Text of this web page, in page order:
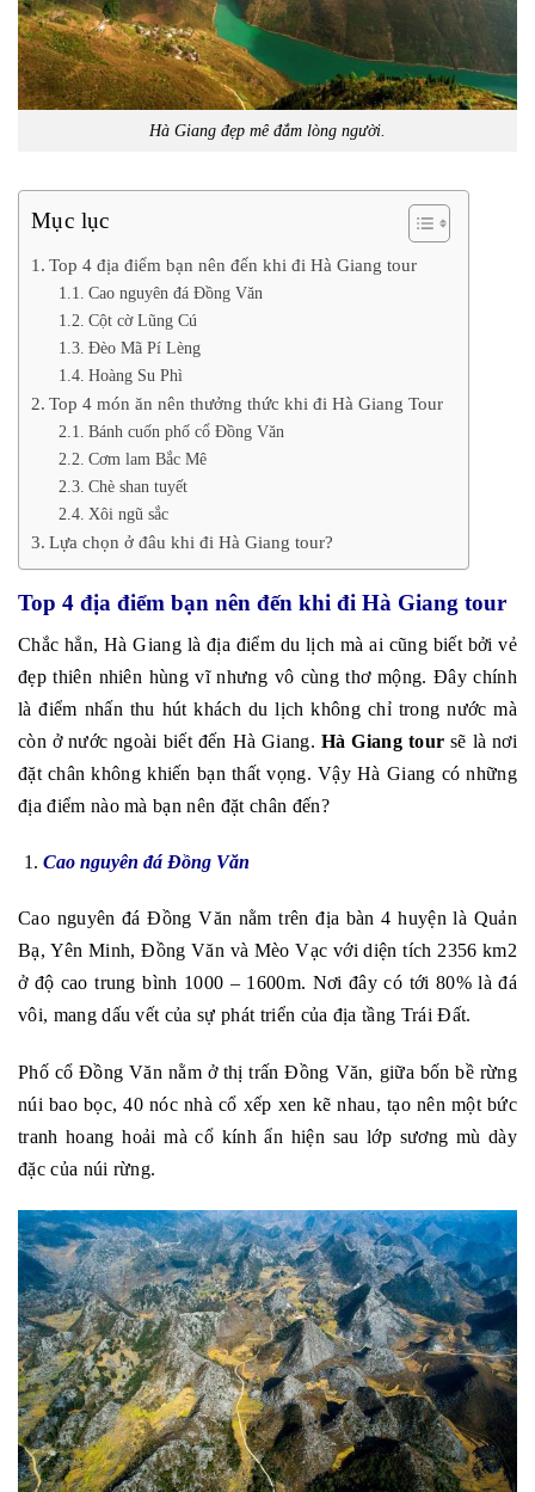
Hà Giang đẹp mê đắm lòng người.
Mục lục
Top 4 địa điểm bạn nên đến khi đi Hà Giang tour
Cao nguyên đá Đồng Văn
Cột cờ Lũng Cú
Đèo Mã Pí Lèng
Hoàng Su Phì
Top 4 món ăn nên thưởng thức khi đi Hà Giang Tour
Bánh cuốn phố cổ Đồng Văn
Cơm lam Bắc Mê
Chè shan tuyết
Xôi ngũ sắc
Lựa chọn ở đâu khi đi Hà Giang tour?
Top 4 địa điểm bạn nên đến khi đi Hà Giang tour
Chắc hẳn, Hà Giang là địa điểm du lịch mà ai cũng biết bởi vẻ
đẹp thiên nhiên hùng vĩ nhưng vô cùng thơ mộng. Đây chính
là điểm nhấn thu hút khách du lịch không chỉ trong nước mà
còn ở nước ngoài biết đến Hà Giang. Hà Giang tour sẽ là nơi
đặt chân không khiến bạn thất vọng. Vậy Hà Giang có những
địa điểm nào mà bạn nên đặt chân đến?
Cao nguyên đá Đồng Văn
Cao nguyên đá Đồng Văn nằm trên địa bàn 4 huyện là Quản
Bạ, Yên Minh, Đồng Văn và Mèo Vạc với diện tích 2356 km2
ở độ cao trung bình 1000 – 1600m. Nơi đây có tới 80% là đá
vôi, mang dấu vết của sự phát triển của địa tầng Trái Đất.
Phố cổ Đồng Văn nằm ở thị trấn Đồng Văn, giữa bốn bề rừng
núi bao bọc, 40 nóc nhà cổ xếp xen kẽ nhau, tạo nên một bức
tranh hoang hoải mà cổ kính ẩn hiện sau lớp sương mù dày
đặc của núi rừng.